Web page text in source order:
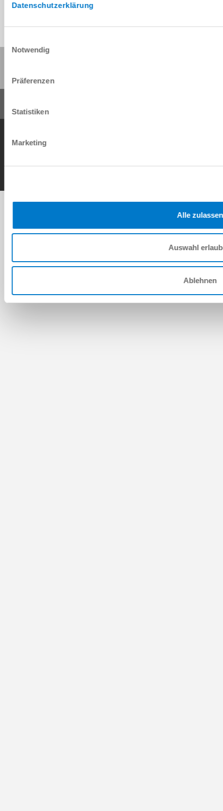
Datenschutzerklärung
Notwendig
Präferenzen
Statistiken
Marketing
Alle zulassen
Auswahl
Ablehnen